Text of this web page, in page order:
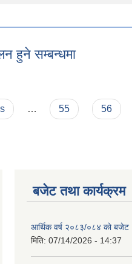
हुने सम्बन्धमा
… 55 56
बजेट तथा कार्यक्रम
आर्थिक वर्ष २०८३/०८४ को बजेट
मिति: 07/14/2026 - 14:37